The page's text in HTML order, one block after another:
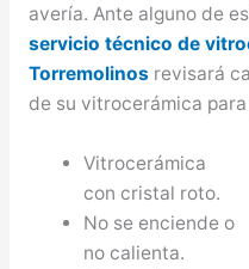
avería. Ante alguno de
servicio técnico de
Torremolinosrevisará
de su vitrocerámica
Vitrocerámica
con cristal roto.
No se enciende o
no calienta.